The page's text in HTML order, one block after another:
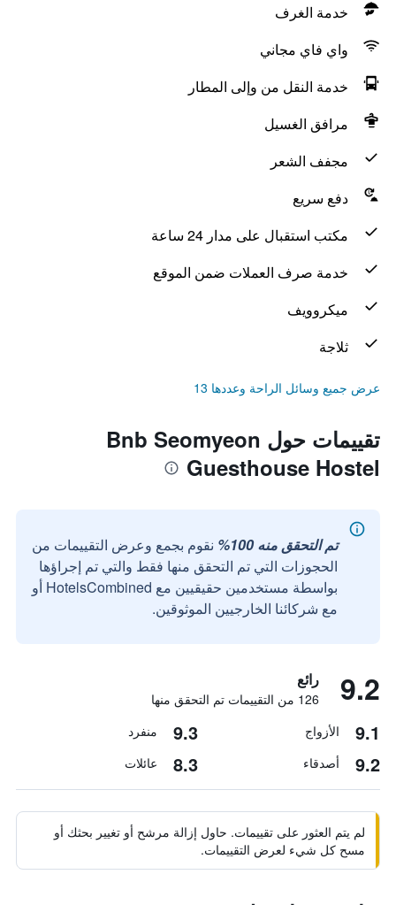
خدمة الغرف
واي فاي مجاني
خدمة النقل من وإلى المطار
مرافق الغسيل
مجفف الشعر
دفع سريع
مكتب استقبال على مدار 24 ساعة
خدمة صرف العملات ضمن الموقع
ميكروويف
ثلاجة
عرض جميع وسائل الراحة وعددها 13
تقييمات حول Bnb Seomyeon
Guesthouse Hostel
تم التحقق منه 100%
نقوم بجمع وعرض التقييمات من
الحجوزات التي تم التحقق منها فقط والتي تم إجراؤها
بواسطة مستخدمين حقيقيين مع HotelsCombined أو
مع شركائنا الخارجيين الموثوقين.
9.2 رائع
126 من التقييمات تم التحقق منها
9.1 الأزواج 9.3 منفرد
9.2 أصدقاء 8.3 عائلات
لم يتم العثور على تقييمات. حاول إزالة مرشح أو تغيير بحثك أو
مسح كل شيء لعرض التقييمات.